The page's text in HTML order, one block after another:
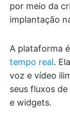
por meio da
implantação
A plataforma
tempo real.
voz e vídeo
seus fluxos
e widgets.